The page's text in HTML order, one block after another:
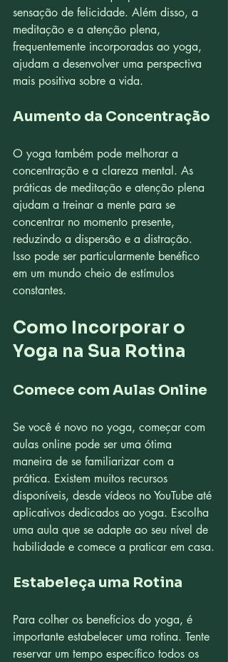
sensação de felicidade. Além disso, a
meditação e a atenção plena,
frequentemente incorporadas ao yoga,
ajudam a desenvolver uma perspectiva
mais positiva sobre a vida.
Aumento da Concentração
O yoga também pode melhorar a
concentração e a clareza mental. As
práticas de meditação e atenção plena
ajudam a treinar a mente para se
concentrar no momento presente,
reduzindo a dispersão e a distração.
Isso pode ser particularmente benéfico
em um mundo cheio de estímulos
constantes.
Como Incorporar o
Yoga na Sua Rotina
Comece com Aulas Online
Se você é novo no yoga, começar com
aulas online pode ser uma ótima
maneira de se familiarizar com a
prática. Existem muitos recursos
disponíveis, desde vídeos no YouTube até
aplicativos dedicados ao yoga. Escolha
uma aula que se adapte ao seu nível de
habilidade e comece a praticar em casa.
Estabeleça uma Rotina
Para colher os benefícios do yoga, é
importante estabelecer uma rotina. Tente
reservar um tempo específico todos os